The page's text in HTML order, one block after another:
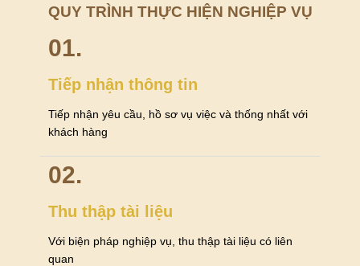
QUY TRÌNH THỰC HIỆN NGHIỆP VỤ
01.
Tiếp nhận thông tin
Tiếp nhận yêu cầu, hồ sơ vụ việc và thống nhất với
khách hàng
02.
Thu thập tài liệu
Với biện pháp nghiệp vụ, thu thập tài liệu có liên
quan